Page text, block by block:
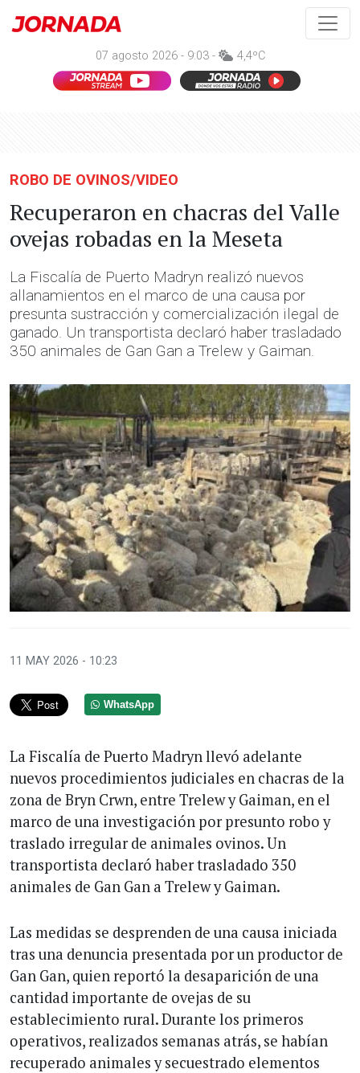
07 agosto 2026 - 9:03 - 4,4ºC
ROBO DE OVINOS/VIDEO
Recuperaron en chacras del Valle
ovejas robadas en la Meseta
La Fiscalía de Puerto Madryn realizó nuevos
allanamientos en el marco de una causa por
presunta sustracción y comercialización ilegal de
ganado. Un transportista declaró haber trasladado
350 animales de Gan Gan a Trelew y Gaiman.
11 MAY 2026 - 10:23
WhatsApp
La Fiscalía de Puerto Madryn llevó adelante
nuevos procedimientos judiciales en chacras de la
zona de Bryn Crwn, entre Trelew y Gaiman, en el
marco de una investigación por presunto robo y
traslado irregular de animales ovinos. Un
transportista declaró haber trasladado 350
animales de Gan Gan a Trelew y Gaiman.
Las medidas se desprenden de una causa iniciada
tras una denuncia presentada por un productor de
Gan Gan, quien reportó la desaparición de una
cantidad importante de ovejas de su
establecimiento rural. Durante los primeros
operativos, realizados semanas atrás, se habían
recuperado animales y secuestrado elementos